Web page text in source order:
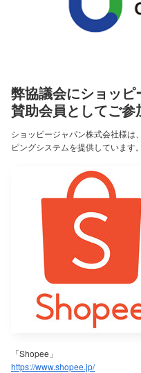
弊協議会にショッ
賛助会員としてご参
ショッピージャパン株式会社様は
ピングシステムを提供しています。
「Shopee」
https://www.shopee.jp/